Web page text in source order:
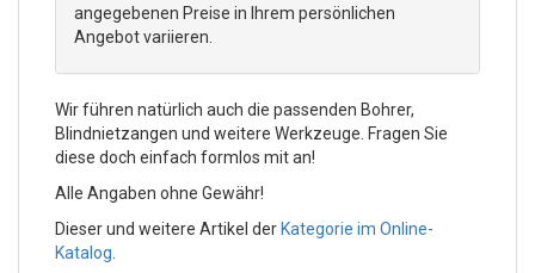
angegebenen Preise in Ihrem persönlichen
Angebot variieren.
Wir führen natürlich auch die passenden Bohrer,
Blindnietzangen und weitere Werkzeuge. Fragen Sie
diese doch einfach formlos mit an!
Alle Angaben ohne Gewähr!
Dieser und weitere Artikel der Kategorie im Online-
Katalog